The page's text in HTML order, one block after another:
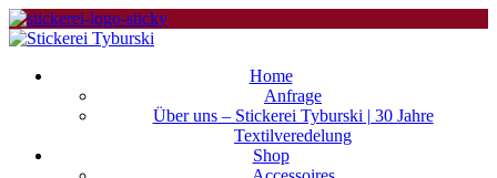
Home
Anfrage
Über uns – Stickerei Tyburski | 30 Jahre
Textilveredelung
Shop